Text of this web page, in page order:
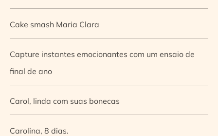
Cake smash Maria Clara
Capture instantes emocionantes com um ensaio de
final de ano
Carol, linda com suas bonecas
Carolina, 8 dias.